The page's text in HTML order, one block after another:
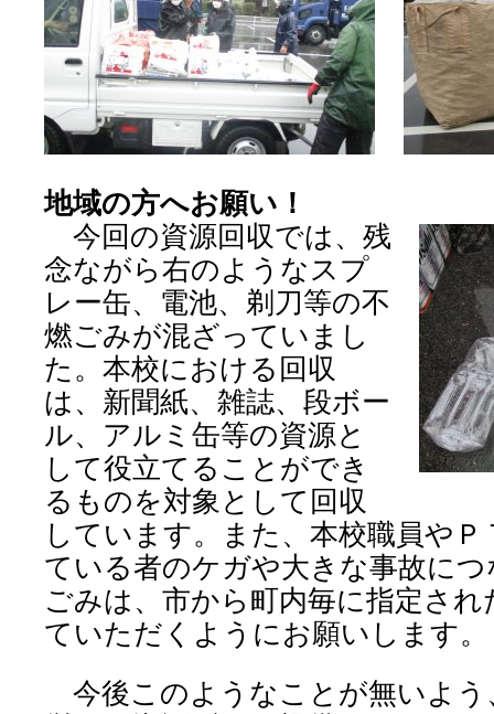
地域の方へお願い！
今回の資源回収では、残
念ながら右のようなスプ
レー缶、電池、剃刀等の不
燃ごみが混ざっていまし
た。本校における回収
は、新聞紙、雑誌、段ボー
ル、アルミ缶等の資源と
して役立てることができ
るものを対象として回収
しています。また、本校職員や
ている者のケガや大きな事故に
ごみは、市から町内毎に指定さ
ていただくようにお願いします。
今後このようなことが無いよう